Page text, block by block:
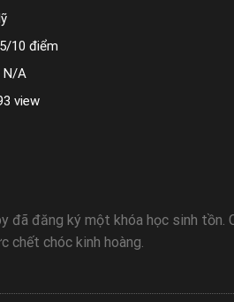
10 điểm
N/A
view
đã đăng ký một khóa học sinh
chết chóc kinh hoàng.